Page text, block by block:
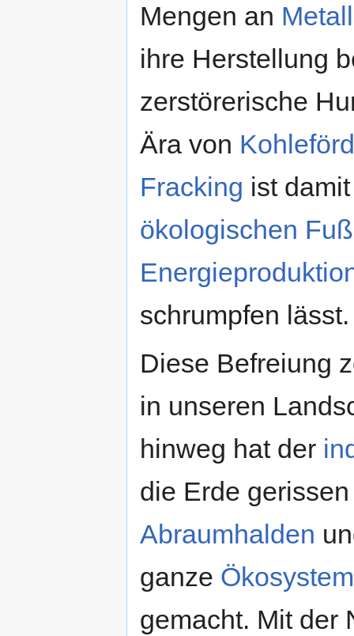
Mengen an
ihre Herstellung
zerstörerische
Ära von
Fracking ist
ökologischen
schrumpfen lässt.
Diese Befreiung
in unseren
hinweg hat der
die Erde
Abraumhalden
ganze
gemacht. Mit der